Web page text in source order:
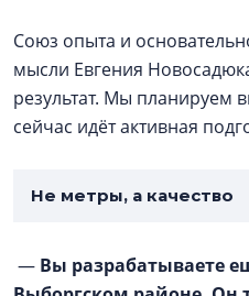
Союз опыта и
мысли Евгения
результат. Мы планируем
сейчас идёт активная
Не метры, а качество
— Вы разрабатываете